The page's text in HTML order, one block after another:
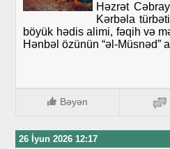
Həzrət
Kərbəla
böyük hədis alimi, fəqih və
Hənbəl özünün “əl-Müsnəd”
Bəyən
26 İyun 2026 12:17